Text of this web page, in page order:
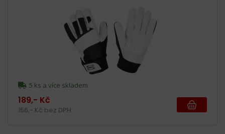
5 ks a více skladem
189,- Kč
156,- Kč bez DPH